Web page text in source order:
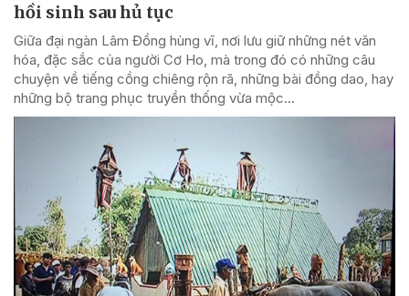
hồi sinh sau hủ tục
Giữa đại ngàn Lâm Đồng hùng vĩ, nơi lưu giữ những nét văn
hóa, đặc sắc của người Cơ Ho, mà trong đó có những câu
chuyện về tiếng cồng chiêng rộn rã, những bài đồng dao, hay
những bộ trang phục truyền thống vừa mộc...